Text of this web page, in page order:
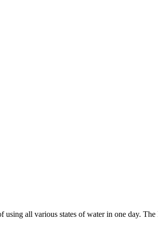
all various states of water in one day. The